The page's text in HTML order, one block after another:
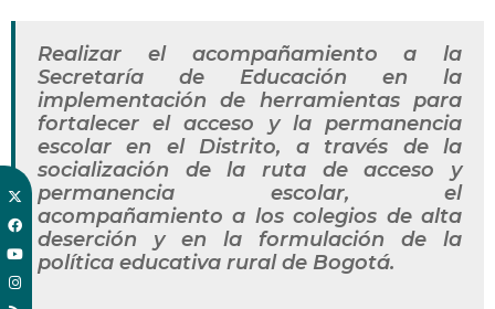
Realizar el acompañamiento a la
Secretaría de Educación en la
implementación de herramientas para
fortalecer el acceso y la permanencia
escolar en el Distrito, a través de la
socialización de la ruta de acceso y
permanencia escolar, el
acompañamiento a los colegios de alta
deserción y en la formulación de la
política educativa rural de Bogotá.